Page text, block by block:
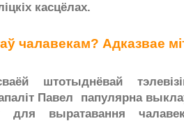
касцёлах.
чалавекам? Адказвае
штотыднёвай
Павел папулярна
для выратавання